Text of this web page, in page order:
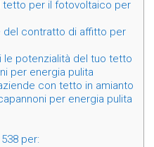
tetto per il fotovoltaico per
del contratto di affitto per
le potenzialità del tuo tetto
per energia pulita
con tetto in amianto
per energia pulita
per: